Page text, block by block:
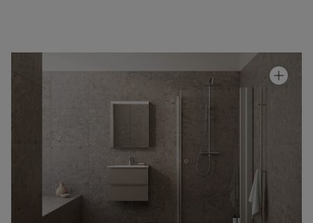
Allaskaappi Core Avant 60
Hinta alk 1 250 €
Hinta alk 110 €
Hinta alk 1 110 €
Peilikaappi Stage 60